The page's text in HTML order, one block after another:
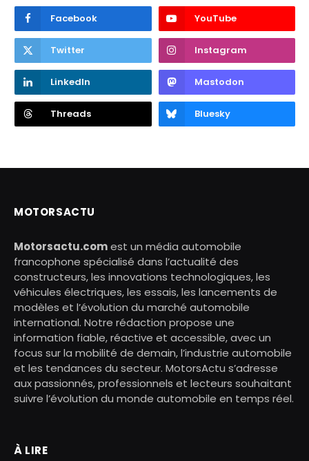
Facebook YouTube
Twitter Instagram
LinkedIn Mastodon
Threads Bluesky
MOTORSACTU
Motorsactu.comest un média automobile
francophone spécialisé dans l’actualité des
constructeurs, les innovations technologiques, les
véhicules électriques, les essais, les lancements de
modèles et l’évolution du marché automobile
international. Notre rédaction propose une
information fiable, réactive et accessible, avec un
focus sur la mobilité de demain, l’industrie automobile
et les tendances du secteur. MotorsActu s’adresse
aux passionnés, professionnels et lecteurs souhaitant
suivre l’évolution du monde automobile en temps réel.
À LIRE